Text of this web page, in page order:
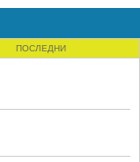
ПОСЛЕДНИ